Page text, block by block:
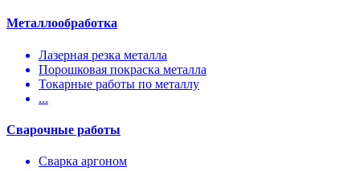
Металлообработка
Лазерная резка металла
Порошковая покраска металла
Токарные работы по металлу
...
Сварочные работы
Сварка аргоном